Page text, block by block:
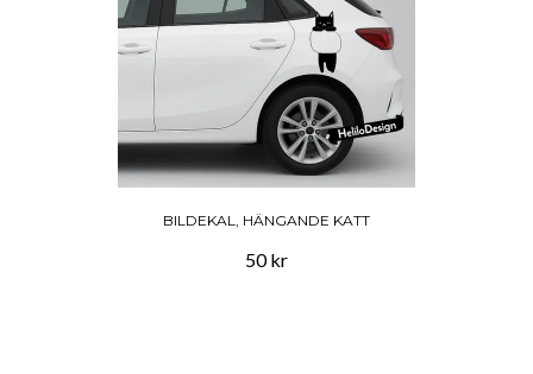
BILDEKAL, HÄNGANDE KATT
50 kr